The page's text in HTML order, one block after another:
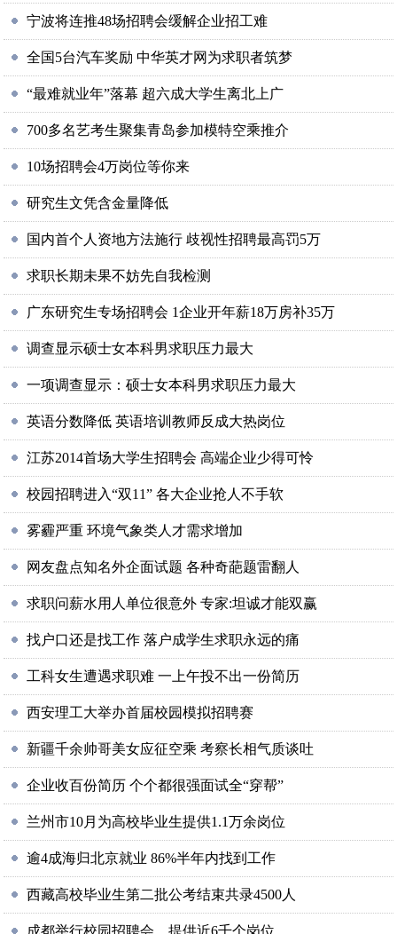
宁波将连推48场招聘会缓解企业招工难
全国5台汽车奖励 中华英才网为求职者筑梦
“最难就业年”落幕 超六成大学生离北上广
700多名艺考生聚集青岛参加模特空乘推介
10场招聘会4万岗位等你来
研究生文凭含金量降低
国内首个人资地方法施行 歧视性招聘最高罚5万
求职长期未果不妨先自我检测
广东研究生专场招聘会 1企业开年薪18万房补35万
调查显示硕士女本科男求职压力最大
一项调查显示：硕士女本科男求职压力最大
英语分数降低 英语培训教师反成大热岗位
江苏2014首场大学生招聘会 高端企业少得可怜
校园招聘进入“双11” 各大企业抢人不手软
雾霾严重 环境气象类人才需求增加
网友盘点知名外企面试题 各种奇葩题雷翻人
求职问薪水用人单位很意外 专家:坦诚才能双赢
找户口还是找工作 落户成学生求职永远的痛
工科女生遭遇求职难 一上午投不出一份简历
西安理工大举办首届校园模拟招聘赛
新疆千余帅哥美女应征空乘 考察长相气质谈吐
企业收百份简历 个个都很强面试全“穿帮”
兰州市10月为高校毕业生提供1.1万余岗位
逾4成海归北京就业 86%半年内找到工作
西藏高校毕业生第二批公考结束共录4500人
成都举行校园招聘会 提供近6千个岗位